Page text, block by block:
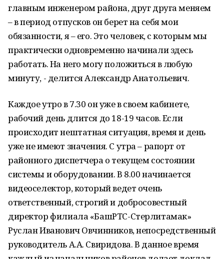
главным инженером района, друг друга меняем
– в период отпусков он берет на себя мои
обязанности, я – его. Это человек, с которым мы
практически одновременно начинали здесь
работать. На него могу положиться в любую
минуту, - делится Александр Анатольевич.
Каждое утро в 7.30 он уже в своем кабинете,
рабочий день длится до 18-19 часов. Если
происходит нештатная ситуация, время и день
уже не имеют значения. С утра – рапорт от
районного диспетчера о текущем состоянии
системы и оборудовании. В 8.00 начинается
видеоселектор, который ведет очень
ответственный, строгий и добросовестный
директор филиала «БашРТС-Стерлитамак»
Руслан Иванович Овчинников, непосредственный
руководитель А.А. Свиридова. В данное время